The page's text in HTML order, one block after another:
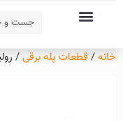
خانه/ قطعات پله برقی/